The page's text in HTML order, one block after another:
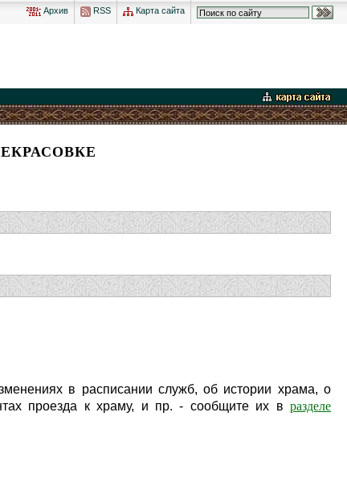
Архив RSS Карта сайта
в расписании служб, об истории храма, о
проезда к храму, и пр. - сообщите их в разделе